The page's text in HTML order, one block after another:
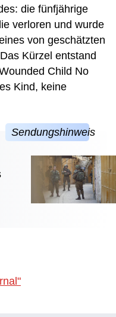
die fünfjährige
verloren und wurde
von geschätzten
Kürzel entstand
Child No
Kind, keine